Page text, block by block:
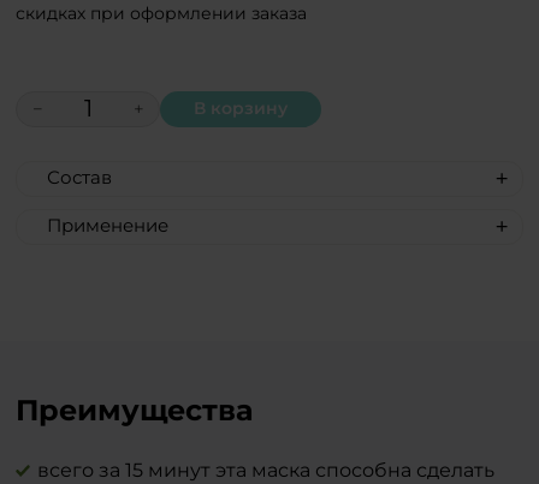
скидках при оформлении заказа
− + В корзину
Состав
barbadensis leaf juice, glycerin, pentylene
kernel oil, prunus amygdalus dulcis oil,
simmondsia chinensis seed oil, persea
Применение
прикосновением 15 минут, затем
смойте теплой водой или удалите
маску мягкой косметической
Преимущества
всего за 15 минут эта маска способна сделать